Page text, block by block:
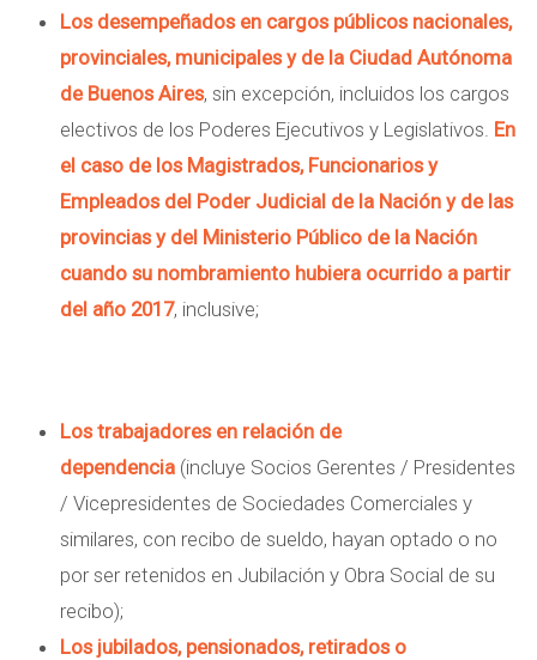
Los desempeñados en cargos públicos nacionales,
provinciales, municipales y de la Ciudad Autónoma
de Buenos Aires, sin excepción, incluidos los cargos
electivos de los Poderes Ejecutivos y Legislativos. En
el caso de los Magistrados, Funcionarios y
Empleados del Poder Judicial de la Nación y de las
provincias y del Ministerio Público de la Nación
cuando su nombramiento hubiera ocurrido a partir
del año 2017, inclusive;
Los trabajadores en relación de
dependencia (incluye Socios Gerentes / Presidentes
/ Vicepresidentes de Sociedades Comerciales y
similares, con recibo de sueldo, hayan optado o no
por ser retenidos en Jubilación y Obra Social de su
recibo);
Los jubilados, pensionados, retirados o